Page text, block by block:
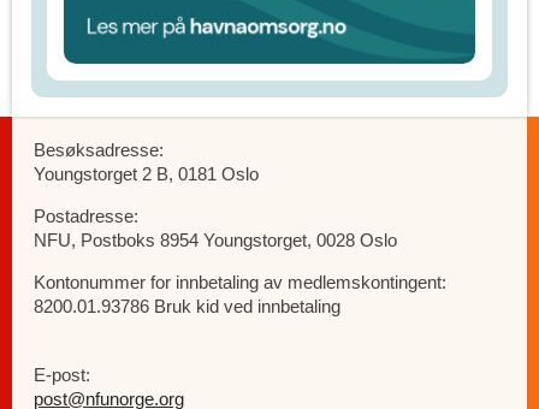
Besøksadresse:
Youngstorget 2 B, 0181 Oslo
Postadresse:
NFU, Postboks 8954 Youngstorget, 0028 Oslo
Kontonummer for innbetaling av medlemskontingent:
8200.01.93786 Bruk kid ved innbetaling
E-post:
post@nfunorge.org